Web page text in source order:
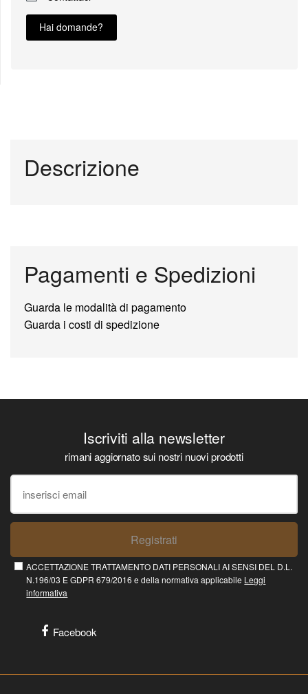
Hai domande?
Descrizione
Pagamenti e Spedizioni
Guarda le modalità di pagamento
Guarda i costi di spedizione
Iscriviti alla newsletter
rimani aggiornato sui nostri nuovi prodotti
Registrati
ACCETTAZIONE TRATTAMENTO DATI PERSONALI AI SENSI DEL D.L.
N.196/03 E GDPR 679/2016 e della normativa applicabile Leggi
informativa
Facebook